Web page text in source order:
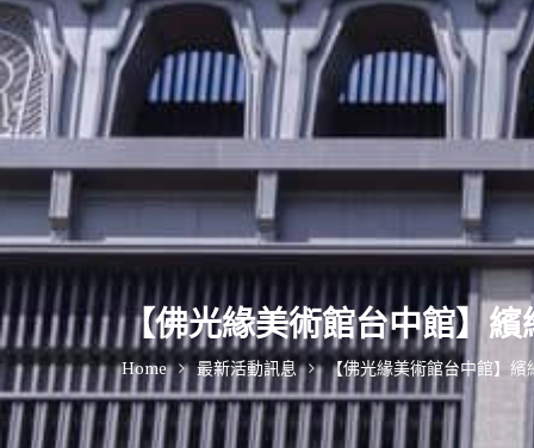
【佛光緣美術館台中館】
Home 最新活動訊息 【佛光緣美術館台中館】